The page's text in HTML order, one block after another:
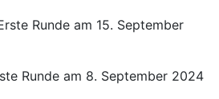
Runde am 15. September
Runde am 8. September 2024